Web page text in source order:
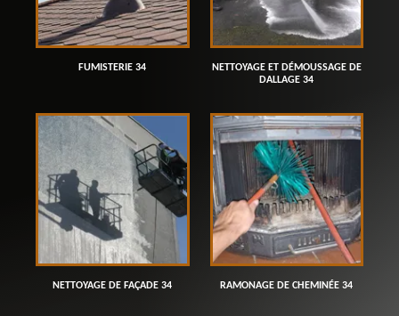
FUMISTERIE 34
NETTOYAGE ET DÉMOUSSAGE DE
DALLAGE 34
NETTOYAGE DE FAÇADE 34 RAMONAGE DE CHEMINÉE 34